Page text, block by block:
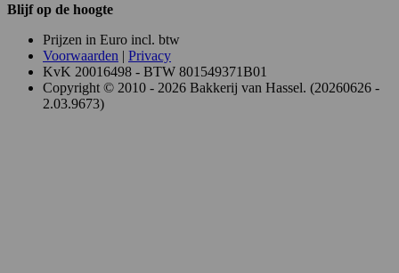
Blijf op de hoogte
Prijzen in Euro incl. btw
Voorwaarden | Privacy
KvK 20016498 - BTW 801549371B01
Copyright © 2010 - 2026 Bakkerij van Hassel. (20260626 -
2.03.9673)